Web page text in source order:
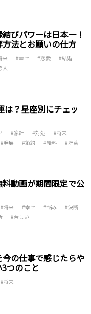
びパワーは日本一！
法とお願いの仕方
来 幸せ 恋愛
結婚
人
は？星座別にチェッ
家計 対処
将来
発展 節約 給料 貯蓄
動画が期間限定で公
将来 幸せ 悩み
決断
苦しい
の仕事で感じたらや
つのこと
将来